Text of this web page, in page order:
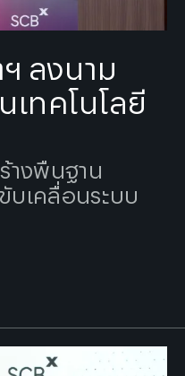
ลงนาม
เทคโนโลยี
ร้างพื้นฐาน
บเคลื่อนระบบ